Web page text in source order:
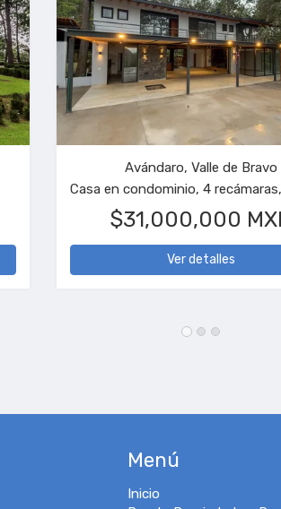
San Simón el Alto, Valle de Bravo
Terreno
$3,400,000 MXN
Ver detalles
Menú
Inicio